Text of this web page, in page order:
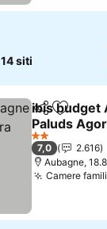
14 siti
Condividi
ibis budget
Paluds
Scopri i
2 Stelle
7,0
2.616
Aubagne,
Camere